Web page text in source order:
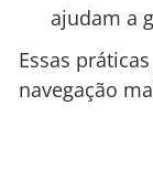
ajudam a
Essas
navegação